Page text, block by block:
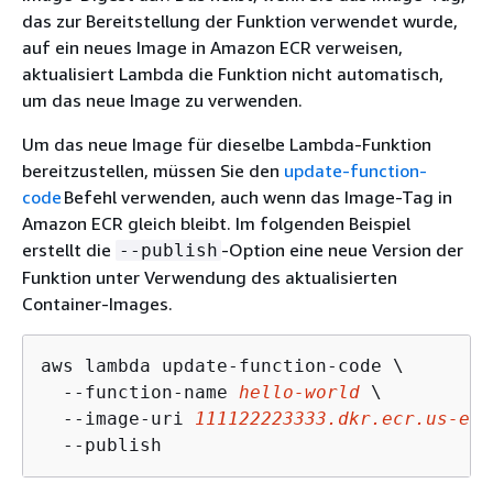
das zur Bereitstellung der Funktion verwendet wurde,
auf ein neues Image in Amazon ECR verweisen,
aktualisiert Lambda die Funktion nicht automatisch,
um das neue Image zu verwenden.
Um das neue Image für dieselbe Lambda-Funktion
bereitzustellen, müssen Sie den update-function-
code Befehl verwenden, auch wenn das Image-Tag in
Amazon ECR gleich bleibt. Im folgenden Beispiel
erstellt die --publish -Option eine neue Version der
Funktion unter Verwendung des aktualisierten
Container-Images.
aws lambda update-function-code \
  --function-name
hello-world \
  --image-uri
111122223333.dkr.ecr.us-
  --publish